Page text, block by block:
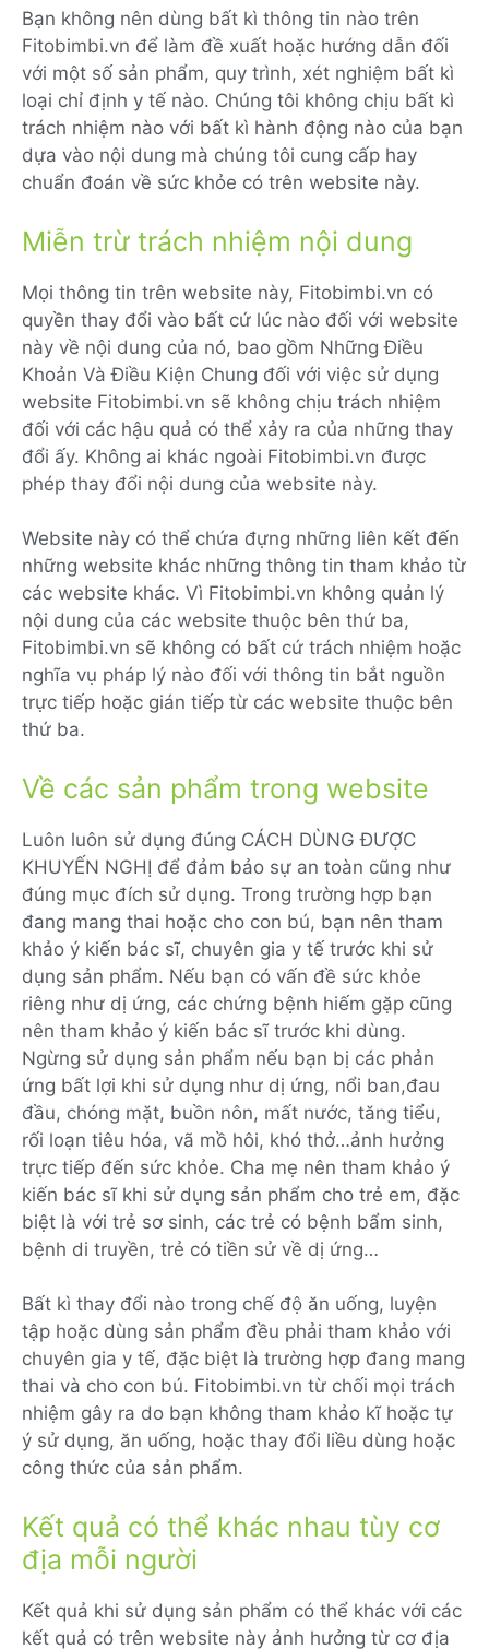
Bạn không nên dùng bất kì thông tin nào trên
Fitobimbi.vn để làm đề xuất hoặc hướng dẫn đối
với một số sản phẩm, quy trình, xét nghiệm bất kì
loại chỉ định y tế nào. Chúng tôi không chịu bất kì
trách nhiệm nào với bất kì hành động nào của bạn
dựa vào nội dung mà chúng tôi cung cấp hay
chuẩn đoán về sức khỏe có trên website này.
Miễn trừ trách nhiệm nội dung
Mọi thông tin trên website này, Fitobimbi.vn có
quyền thay đổi vào bất cứ lúc nào đối với website
này về nội dung của nó, bao gồm Những Điều
Khoản Và Điều Kiện Chung đối với việc sử dụng
website Fitobimbi.vn sẽ không chịu trách nhiệm
đối với các hậu quả có thể xảy ra của những thay
đổi ấy. Không ai khác ngoài Fitobimbi.vn được
phép thay đổi nội dung của website này.
Website này có thể chứa đựng những liên kết đến
những website khác những thông tin tham khảo từ
các website khác. Vì Fitobimbi.vn không quản lý
nội dung của các website thuộc bên thứ ba,
Fitobimbi.vn sẽ không có bất cứ trách nhiệm hoặc
nghĩa vụ pháp lý nào đối với thông tin bắt nguồn
trực tiếp hoặc gián tiếp từ các website thuộc bên
thứ ba.
Về các sản phẩm trong website
Luôn luôn sử dụng đúng CÁCH DÙNG ĐƯỢC
KHUYẾN NGHỊ để đảm bảo sự an toàn cũng như
đúng mục đích sử dụng. Trong trường hợp bạn
đang mang thai hoặc cho con bú, bạn nên tham
khảo ý kiến bác sĩ, chuyên gia y tế trước khi sử
dụng sản phẩm. Nếu bạn có vấn đề sức khỏe
riêng như dị ứng, các chứng bệnh hiếm gặp cũng
nên tham khảo ý kiến bác sĩ trước khi dùng.
Ngừng sử dụng sản phẩm nếu bạn bị các phản
ứng bất lợi khi sử dụng như dị ứng, nổi ban,đau
đầu, chóng mặt, buồn nôn, mất nước, tăng tiểu,
rối loạn tiêu hóa, vã mồ hôi, khó thở…ảnh hưởng
trực tiếp đến sức khỏe. Cha mẹ nên tham khảo ý
kiến bác sĩ khi sử dụng sản phẩm cho trẻ em, đặc
biệt là với trẻ sơ sinh, các trẻ có bệnh bẩm sinh,
bệnh di truyền, trẻ có tiền sử về dị ứng…
Bất kì thay đổi nào trong chế độ ăn uống, luyện
tập hoặc dùng sản phẩm đều phải tham khảo với
chuyên gia y tế, đặc biệt là trường hợp đang mang
thai và cho con bú. Fitobimbi.vn từ chối mọi trách
nhiệm gây ra do bạn không tham khảo kĩ hoặc tự
ý sử dụng, ăn uống, hoặc thay đổi liều dùng hoặc
công thức của sản phẩm.
Kết quả có thể khác nhau tùy cơ
địa mỗi người
Kết quả khi sử dụng sản phẩm có thể khác với các
kết quả có trên website này ảnh hưởng từ cơ địa